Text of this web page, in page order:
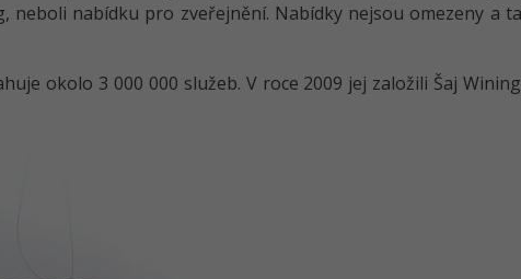
neboli nabídku pro zveřejnění. Nabídky nejsou omezeny a
okolo 3 000 000 služeb. V roce 2009 jej založili Šaj